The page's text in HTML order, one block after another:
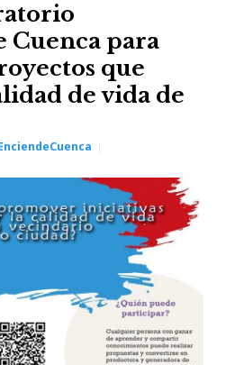
Cuenca para
que
de vida de